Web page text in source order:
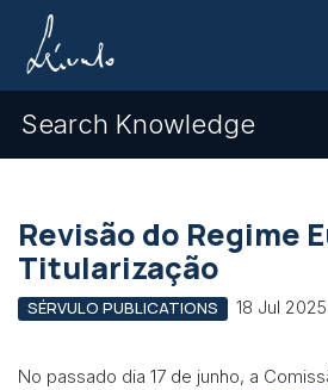
Search Knowledge
Revisão do Regime
Titularização
SÉRVULO PUBLICATIONS 18 Jul 2025
No passado dia 17 de junho, a